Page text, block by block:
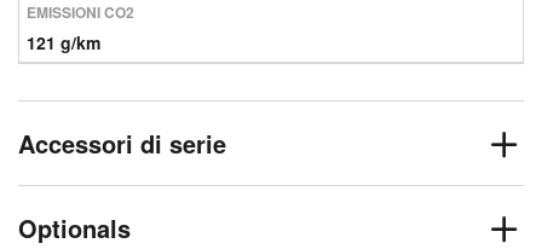
EMISSIONI CO2
121 g/km
Accessori di serie
Optionals